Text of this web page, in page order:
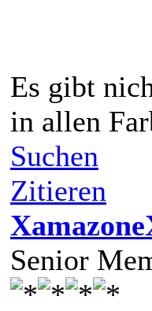
Es gibt
in allen
Suchen
Zitieren
Senior